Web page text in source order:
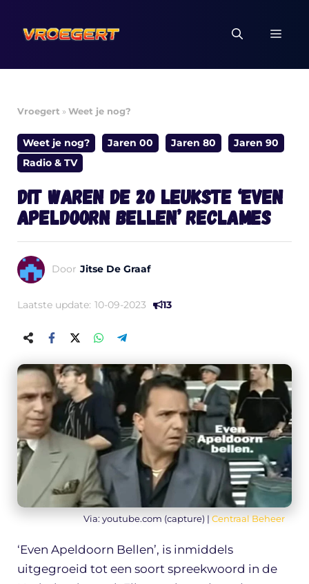
naar
inhoud
Vroegert »Weet je nog?
Weet je nog? Jaren 00 Jaren 80
Jaren 90
Radio & TV
Dit waren de 20 leukste ‘Even
Apeldoorn Bellen’ reclames
Door Jitse De Graaf
Laatste update: 10-09-2023 13
Via: youtube.com (capture) | Centraal Beheer
‘Even Apeldoorn Bellen’, is inmiddels
uitgegroeid tot een soort spreekwoord in de